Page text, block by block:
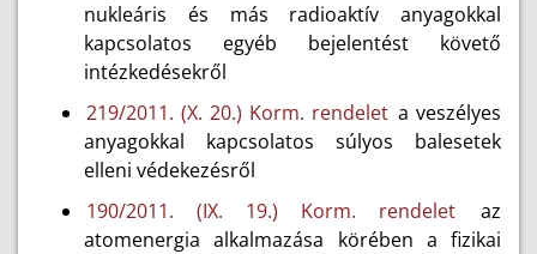
nukleáris és más radioaktív anyagokkal
kapcsolatos egyéb bejelentést követő
intézkedésekről
219/2011. (X. 20.) Korm. rendelet a veszélyes
anyagokkal kapcsolatos súlyos balesetek
elleni védekezésről
190/2011. (IX. 19.) Korm. rendelet az
atomenergia alkalmazása körében a fizikai